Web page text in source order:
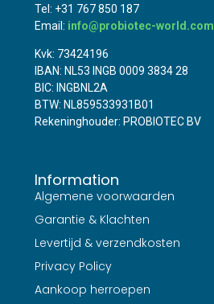
Tel: +31 767 850 187
Email: info@probiotec-world.com
Kvk: 73424196
IBAN: NL53 INGB 0009 3834 28
BIC: INGBNL2A
BTW: NL859533931B01
Rekeninghouder: PROBIOTEC BV
Information
Algemene voorwaarden
Garantie & Klachten
Levertijd & verzendkosten
Privacy Policy
Aankoop herroepen